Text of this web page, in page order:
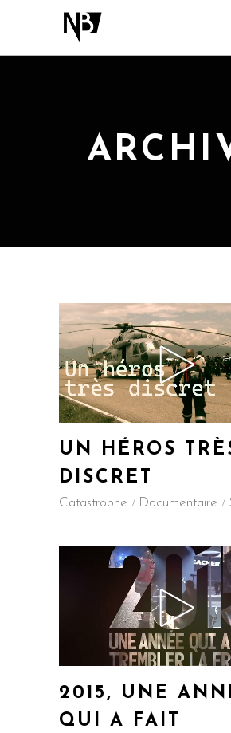
UN HÉROS
DISCRET
Catastrophe Documentaire
2015, UNE
QUI A FAIT